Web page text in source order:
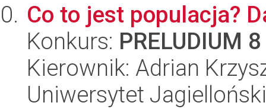
Co to jest populacja?
Konkurs: PRELUDIUM 8
Kierownik: Adrian
Uniwersytet